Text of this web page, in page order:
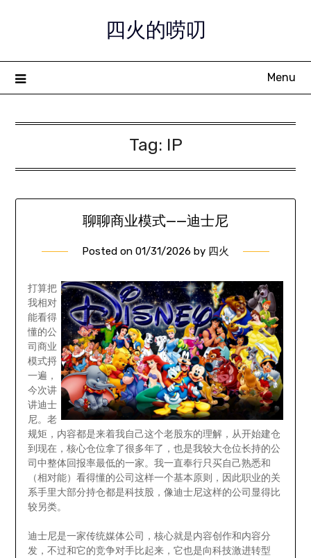
四火的唠叨
Menu
Tag: IP
聊聊商业模式——迪士尼
Posted on 01/31/2026 by 四火
打算把
我相对
能看得
懂的公
司商业
模式捋
一遍，
今次讲
讲迪士
尼。老
规矩，内容都是来着我自己这个老股东的理解，从开始建仓
到现在，核心仓位拿了很多年了，也是我较大仓位长持的公
司中整体回报率最低的一家。我一直奉行只买自己熟悉和
（相对能）看得懂的公司这样一个基本原则，因此职业的关
系手里大部分持仓都是科技股，像迪士尼这样的公司显得比
较另类。
迪士尼是一家传统媒体公司，核心就是内容创作和内容分
发，不过和它的竞争对手比起来，它也是向科技激进转型